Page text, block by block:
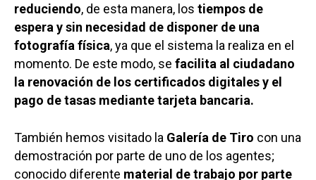
reduciendo, de esta manera, los tiempos de
espera y sin necesidad de disponer de una
fotografía física, ya que el sistema la realiza en el
momento. De este modo, se facilita al ciudadano
la renovación de los certificados digitales y el
pago de tasas mediante tarjeta bancaria.
También hemos visitado la Galería de Tiro con una
demostración por parte de uno de los agentes;
conocido diferente material de trabajo por parte